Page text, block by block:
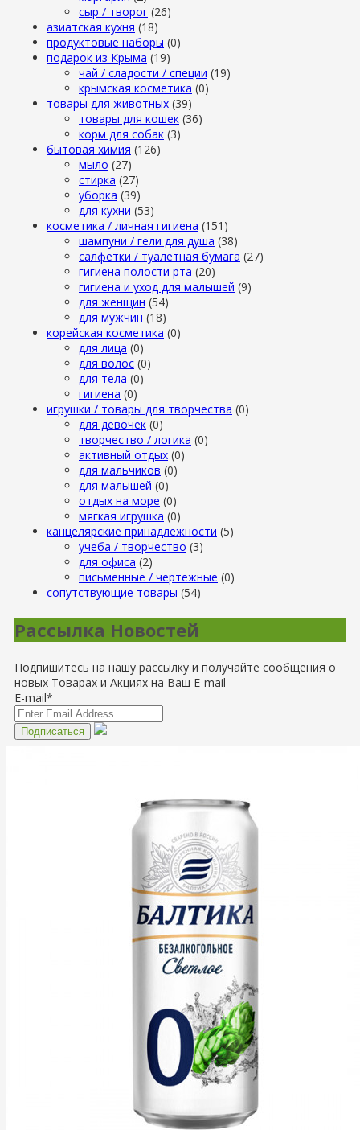
сыр / творог (26)
азиатская кухня (18)
продуктовые наборы (0)
подарок из Крыма (19)
чай / сладости / специи (19)
крымская косметика (0)
товары для животных (39)
товары для кошек (36)
корм для собак (3)
бытовая химия (126)
мыло (27)
стирка (27)
уборка (39)
для кухни (53)
косметика / личная гигиена (151)
шампуни / гели для душа (38)
салфетки / туалетная бумага (27)
гигиена полости рта (20)
гигиена и уход для малышей (9)
для женщин (54)
для мужчин (18)
корейская косметика (0)
для лица (0)
для волос (0)
для тела (0)
гигиена (0)
игрушки / товары для творчества (0)
для девочек (0)
творчество / логика (0)
активный отдых (0)
для мальчиков (0)
для малышей (0)
отдых на море (0)
мягкая игрушка (0)
канцелярские принадлежности (5)
учеба / творчество (3)
для офиса (2)
письменные / чертежные (0)
сопутствующие товары (54)
Рассылка Новостей
Подпишитесь на нашу рассылку и получайте сообщения о
новых Товарах и Акциях на Ваш E-mail
E-mail*